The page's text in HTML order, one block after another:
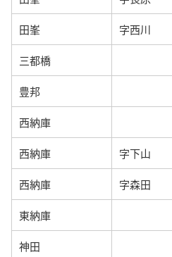
田峯 字西川
三都橋
豊邦
西納庫
西納庫 字下山
西納庫 字森田
東納庫
神田